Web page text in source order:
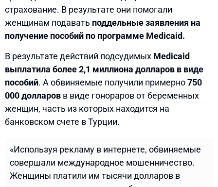
страхование. В результате они помогали
женщинам подавать поддельные заявления на
получение пособий по программе Medicaid.
В результате действий подсудимых Medicaid
выплатила более 2,1 миллиона долларов в виде
пособий. А обвиняемые получили примерно750
000 долларов в виде гонораров от беременных
женщин, часть из которых находится на
банковском счете в Турции.
«Используя рекламу в интернете, обвиняемые
совершали международное мошенничество.
Женщины платили им тысячи долларов в